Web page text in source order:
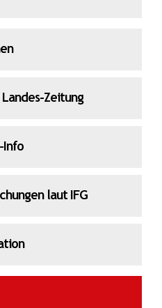
Zeitung
Info
laut IFG